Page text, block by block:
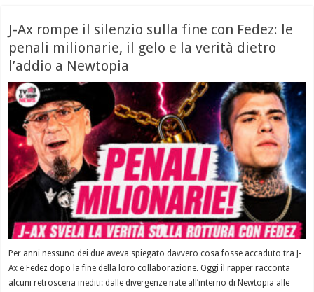
J-Ax rompe il silenzio sulla fine con Fedez: le
penali milionarie, il gelo e la verità dietro
l’addio a Newtopia
Per anni nessuno dei due aveva spiegato davvero cosa fosse accaduto tra J-
Ax e Fedez dopo la fine della loro collaborazione. Oggi il rapper racconta
alcuni retroscena inediti: dalle divergenze nate all’interno di Newtopia alle